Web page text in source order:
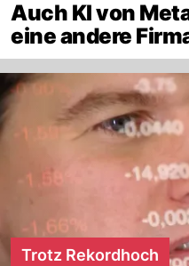
Auch KI von
eine andere
Trotz Rekordhoch